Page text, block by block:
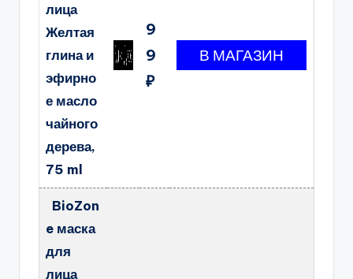
лица
Желтая
глина и
эфирно
е масло
чайного
дерева,
75 ml
9
9
₽
BioZon
e маска
для
лица